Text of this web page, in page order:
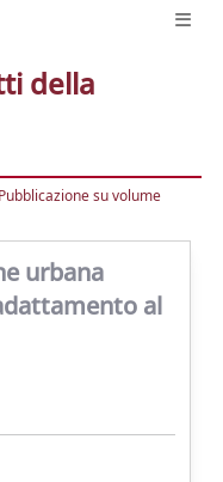
della
su volume
urbana
al